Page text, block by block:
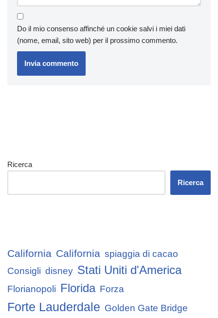
Do il mio consenso affinché un cookie salvi i miei dati
(nome, email, sito web) per il prossimo commento.
Ricerca
Ricerca
California California spiaggia di cacao
Consigli disney Stati Uniti d'America
Florianopoli Florida Forza
Forte Lauderdale Golden Gate Bridge